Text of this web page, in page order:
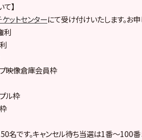
】
ットセンターにて受け付けいたします。お
利
映像倉庫会員枠
ル枠
です。キャンセル待ち当選は1番～100番